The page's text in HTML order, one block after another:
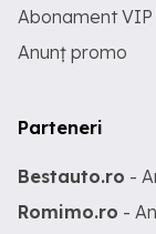
Abonament VIP
Anunț promo
Parteneri
Bestauto.ro -
Romimo.ro -